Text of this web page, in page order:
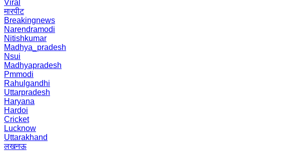
Viral
मारपीट
Breakingnews
Narendramodi
Nitishkumar
Madhya_pradesh
Nsui
Madhyapradesh
Pmmodi
Rahulgandhi
Uttarpradesh
Haryana
Hardoi
Cricket
Lucknow
Uttarakhand
लखनऊ